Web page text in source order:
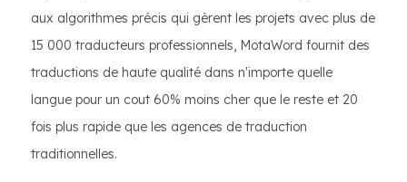
aux algorithmes précis qui gèrent les projets avec plus de
15 000 traducteurs professionnels, MotaWord fournit des
traductions de haute qualité dans n'importe quelle
langue pour un cout 60% moins cher que le reste et 20
fois plus rapide que les agences de traduction
traditionnelles.